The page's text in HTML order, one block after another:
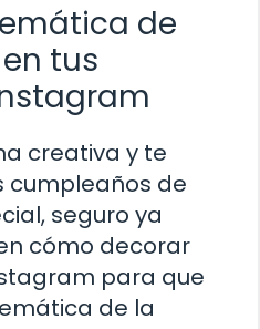
de
tus
creativa y te
cumpleaños de
seguro ya
cómo decorar
para que
de la